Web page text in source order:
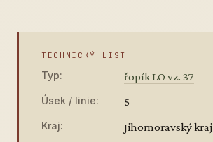
TECHNICKÝ LIST
Typ: řopík LO vz. 37
Úsek / linie: 5
Kraj: Jihomoravský kraj